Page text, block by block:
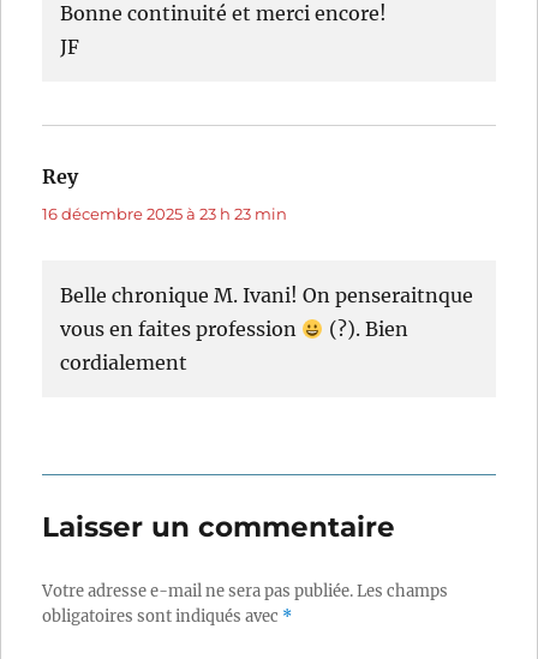
Bonne continuité et merci encore!
JF
Reydit :
16 décembre 2025 à 23 h 23 min
Belle chronique M. Ivani! On penseraitnque
vous en faites profession
(?). Bien
cordialement
Laisser un commentaire
Votre adresse e-mail ne sera pas publiée.Les champs
obligatoires sont indiqués avec *